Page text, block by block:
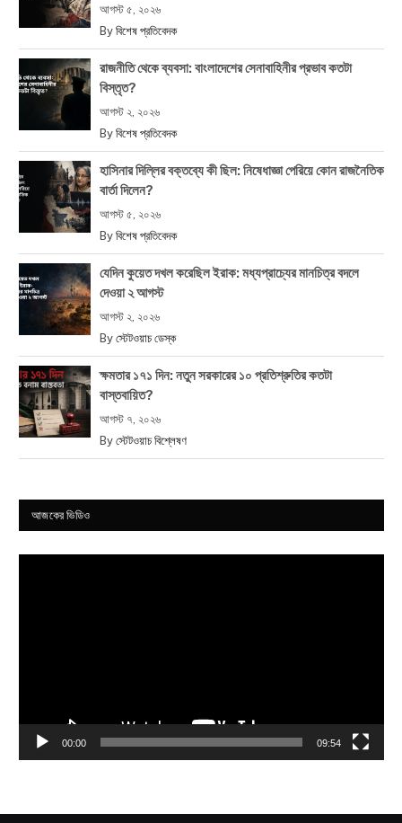
আগস্ট ৫, ২০২৬
By বিশেষ প্রতিবেদক
রাজনীতি থেকে ব্যবসা: বাংলাদেশের সেনাবাহিনীর প্রভাব কতটা
বিস্তৃত?
আগস্ট ২, ২০২৬
By বিশেষ প্রতিবেদক
হাসিনার দিল্লির বক্তব্যে কী ছিল: নিষেধাজ্ঞা পেরিয়ে কোন রাজনৈতিক
বার্তা দিলেন?
আগস্ট ৫, ২০২৬
By বিশেষ প্রতিবেদক
যেদিন কুয়েত দখল করেছিল ইরাক: মধ্যপ্রাচ্যের মানচিত্র বদলে
দেওয়া ২ আগস্ট
আগস্ট ২, ২০২৬
By স্টেটওয়াচ ডেস্ক
ক্ষমতার ১৭১ দিন: নতুন সরকারের ১০ প্রতিশ্রুতির কতটা
বাস্তবায়িত?
আগস্ট ৭, ২০২৬
By স্টেটওয়াচ বিশ্লেষণ
আজকের ভিডিও
00:00 09:54